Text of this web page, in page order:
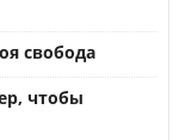
свобода
чтобы